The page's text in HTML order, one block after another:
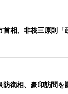
首相、非核三原則「
防衛相、豪印訪問を